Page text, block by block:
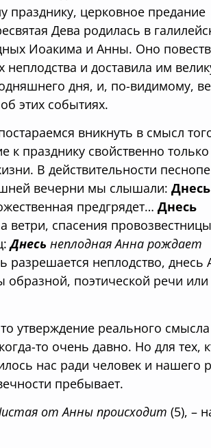
празднику, церковное предание
Дева родилась в
Иоакима и Анны. Оно
и доставила им
дня, и, по-видимому,
этих событиях.
вникнуть в смысл
к празднику свойственно только
В действительности
вечерни мы слышали:Днесь
предгрядет…Днесь
ветри, спасения
Днесь неплодная Анна рождает
разрешается неплодство, днесь
образной, поэтической речи или
утверждение реального смысла
то очень давно. Но для тех,
нас ради человек и нашего
пребывает.
от Анны происходит(5), –